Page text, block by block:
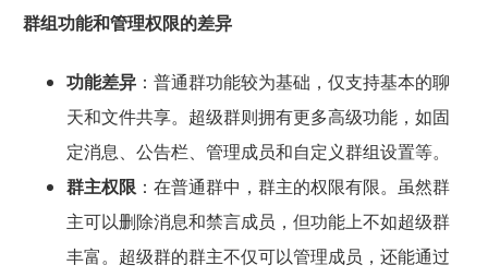
群组功能和管理权限的差异
功能差异：普通群功能较为基础，仅支持基本的聊
天和文件共享。超级群则拥有更多高级功能，如固
定消息、公告栏、管理成员和自定义群组设置等。
群主权限：在普通群中，群主的权限有限。虽然群
主可以删除消息和禁言成员，但功能上不如超级群
丰富。超级群的群主不仅可以管理成员，还能通过